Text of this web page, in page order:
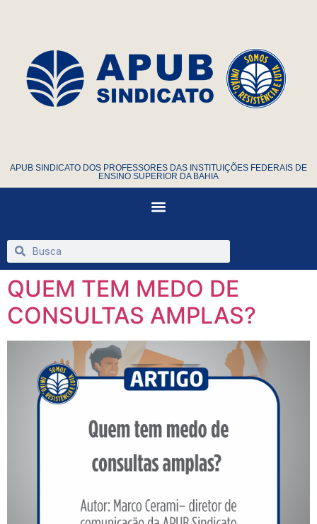
APUB SINDICATO DOS PROFESSORES DAS INSTITUIÇÕES FEDERAIS DE
ENSINO SUPERIOR DA BAHIA
QUEM TEM MEDO DE
CONSULTAS AMPLAS?